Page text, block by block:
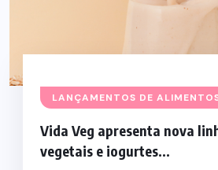
LANÇAMENTOS DE
Vida Veg apresenta nova
vegetais e iogurtes...